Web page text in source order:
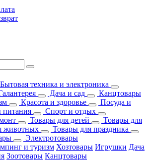
Бытовая техника и электроника
Дача и сад
Канцтовары
Красота и здоровье
Посуда и
Спорт и отдых
Товары для детей
Товары для
животных
Товары для праздника
Электротовары
и туризм Хозтовары Игрушки Дача
Зоотовары Канцтовары